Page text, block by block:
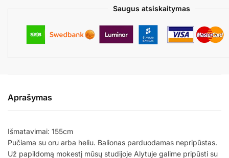
Saugus atsiskaitymas
Aprašymas
Išmatavimai: 155cm
Pučiama su oru arba heliu. Balionas parduodamas nepripūstas.
Už papildomą mokestį mūsų studijoje Alytuje galime pripūsti su